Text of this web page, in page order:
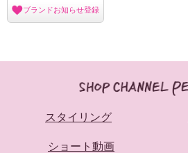
ブランドお知らせ登録
スタイリング
ショート動画